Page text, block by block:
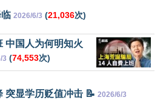
2026/6/3 (21,036次)
中国人为何明知火
3 (74,553次)
突显学历贬值冲击 📝 2026/6/3